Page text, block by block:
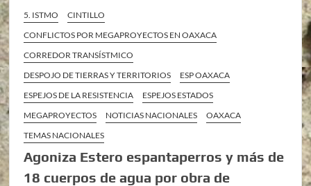
5. ISTMO
CINTILLO
CONFLICTOS POR MEGAPROYECTOS EN OAXACA
CORREDOR TRANSÍSTMICO
DESPOJO DE TIERRAS Y TERRITORIOS
ESP OAXACA
ESPEJOS DE LA RESISTENCIA
ESPEJOS ESTADOS
MEGAPROYECTOS
NOTICIAS NACIONALES
OAXACA
TEMAS NACIONALES
Agoniza Estero espantaperros y más de
18 cuerpos de agua por obra de